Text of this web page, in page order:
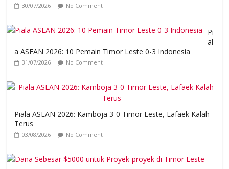
30/07/2026 No Comment
Pi
al
a ASEAN 2026: 10 Pemain Timor Leste 0-3 Indonesia
31/07/2026 No Comment
Piala ASEAN 2026: Kamboja 3-0 Timor Leste, Lafaek Kalah
Terus
03/08/2026 No Comment